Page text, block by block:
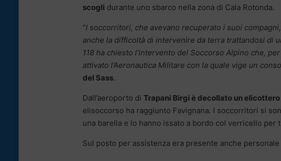
scogli durante uno sbarco nella zona di Cala Rotonda.
“I soccorritori, che avevano recuperato i suoi
anche la difficoltà di intervenire da terra trattandosi di
118 ha chiesto l’intervento del Soccorso Alpino che,
attivato l’Aeronautica Militare con la quale vige un
del Sass.
Dall’aeroporto di Trapani Birgi è decollato un elicottero
elisoccorso ha raggiunto Favignana. I soccorritori si
una barella e lo hanno issato a bordo col verricello per
Sul posto per assistenza era presente anche personale